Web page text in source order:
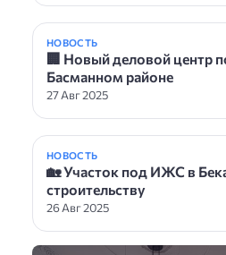
НОВОСТЬ
🏢 Новый деловой центр
Басманном районе
27 Авг 2025
НОВОСТЬ
🏡 Участок под ИЖС в
строительству
26 Авг 2025